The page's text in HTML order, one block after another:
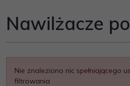
Nawilżacze
Nie znaleziono nic spełniającego
filtrowania